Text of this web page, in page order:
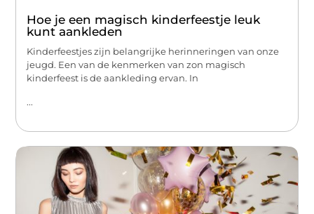
Hoe je een magisch kinderfeestje leuk
kunt aankleden
Kinderfeestjes zijn belangrijke herinneringen van onze
jeugd. Een van de kenmerken van zon magisch
kinderfeest is de aankleding ervan. In
...